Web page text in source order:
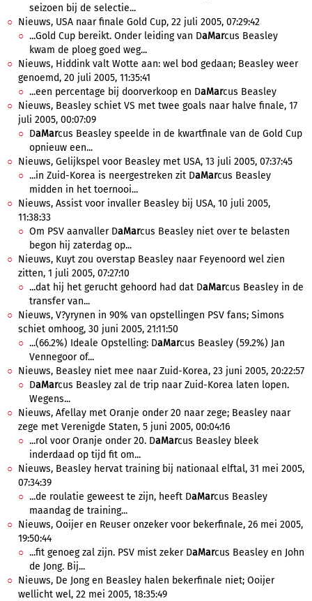
seizoen bij de selectie...
Nieuws, USA naar finale Gold Cup, 22 juli 2005, 07:29:42
...Gold Cup bereikt. Onder leiding van DaMarcus Beasley
kwam de ploeg goed weg...
Nieuws, Hiddink valt Wotte aan: wel bod gedaan; Beasley weer
genoemd, 20 juli 2005, 11:35:41
...een percentage bij doorverkoop en DaMarcus Beasley
Nieuws, Beasley schiet VS met twee goals naar halve finale, 17
juli 2005, 00:07:09
DaMarcus Beasley speelde in de kwartfinale van de Gold Cup
opnieuw een...
Nieuws, Gelijkspel voor Beasley met USA, 13 juli 2005, 07:37:45
...in Zuid-Korea is neergestreken zit DaMarcus Beasley
midden in het toernooi...
Nieuws, Assist voor invaller Beasley bij USA, 10 juli 2005,
11:38:33
Om PSV aanvaller DaMarcus Beasley niet over te belasten
begon hij zaterdag op...
Nieuws, Kuyt zou overstap Beasley naar Feyenoord wel zien
zitten, 1 juli 2005, 07:27:10
...dat hij het gerucht gehoord had dat DaMarcus Beasley in de
transfer van...
Nieuws, V?yrynen in 90% van opstellingen PSV fans; Simons
schiet omhoog, 30 juni 2005, 21:11:50
...(66.2%) Ideale Opstelling: DaMarcus Beasley (59.2%) Jan
Vennegoor of...
Nieuws, Beasley niet mee naar Zuid-Korea, 23 juni 2005, 20:22:57
DaMarcus Beasley zal de trip naar Zuid-Korea laten lopen.
Wegens...
Nieuws, Afellay met Oranje onder 20 naar zege; Beasley naar
zege met Verenigde Staten, 5 juni 2005, 00:04:16
...rol voor Oranje onder 20. DaMarcus Beasley bleek
inderdaad op tijd fit om...
Nieuws, Beasley hervat training bij nationaal elftal, 31 mei 2005,
07:34:39
...de roulatie geweest te zijn, heeft DaMarcus Beasley
maandag de training...
Nieuws, Ooijer en Reuser onzeker voor bekerfinale, 26 mei 2005,
19:50:44
...fit genoeg zal zijn. PSV mist zeker DaMarcus Beasley en John
de Jong. Bij...
Nieuws, De Jong en Beasley halen bekerfinale niet; Ooijer
wellicht wel, 22 mei 2005, 18:35:49